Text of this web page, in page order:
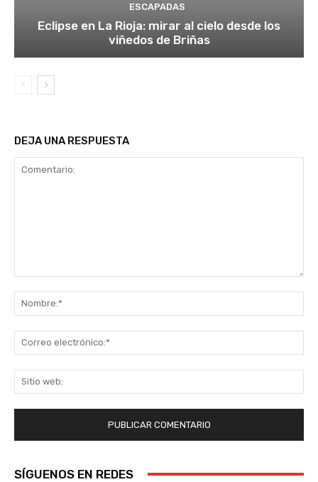
ESCAPADAS
Eclipse en La Rioja: mirar al cielo desde los
viñedos de Briñas
DEJA UNA RESPUESTA
SÍGUENOS EN REDES